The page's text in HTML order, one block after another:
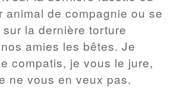
animal de compagnie ou se
la dernière torture
amies les bêtes. Je
compatis, je vous le jure,
ne vous en veux pas.